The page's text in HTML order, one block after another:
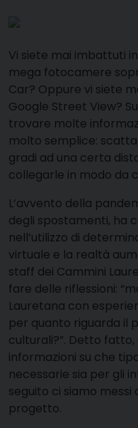
Vi siete mai imbattuti
mega fotocamere
Car? Oppure vi siete
Google Street View?
trovare molte
molto semplice:
gradi ad una certa
collegarle in modo da
L’avvento della
degli spostamenti, ha
nell’utilizzo di
virtuale e la realtà
staff dei Cammini
fare delle riflessioni:
Lauretana con
per quanto riguarda il
culturali?”. Detto
informazioni su che
necessarie sia per gli
seguito ci siamo
progetto.